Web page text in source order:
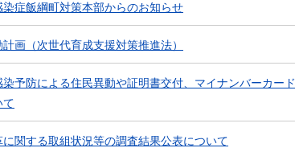
症飯綱町対策本部からのお知らせ
画（次世代育成支援対策推進法）
予防による住民異動や証明書交付、マイナンバーカード
て
関する取組状況等の調査結果公表について